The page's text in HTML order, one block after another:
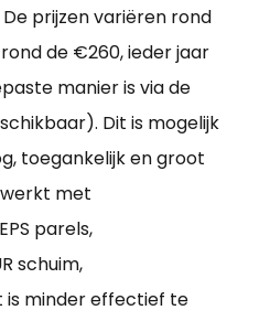
prijzen variëren rond
de €260, ieder jaar
manier is via de
Dit is mogelijk
toegankelijk en groot
met
parels,
schuim,
is minder effectief te